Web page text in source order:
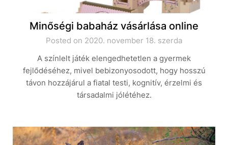
Minőségi babaház vásárlása online
Posted on 2020. november 18. szerda
A színlelt játék elengedhetetlen a gyermek
fejlődéséhez, mivel bebizonyosodott, hogy hosszú
távon hozzájárul a fiatal testi, kognitív, érzelmi és
társadalmi jólétéhez.